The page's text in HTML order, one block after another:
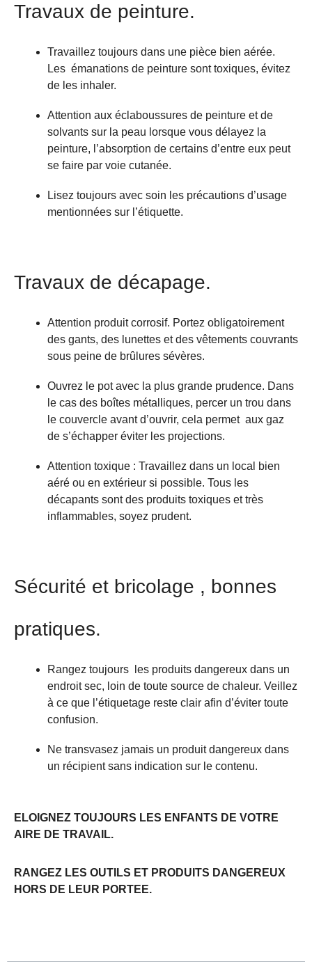
Travaux de peinture.
Travaillez toujours dans une pièce bien aérée.
Les émanations de peinture sont toxiques, évitez
de les inhaler.
Attention aux éclaboussures de peinture et de
solvants sur la peau lorsque vous délayez la
peinture, l’absorption de certains d’entre eux peut
se faire par voie cutanée.
Lisez toujours avec soin les précautions d’usage
mentionnées sur l’étiquette.
Travaux de décapage.
Attention produit corrosif. Portez obligatoirement
des gants, des lunettes et des vêtements couvrants
sous peine de brûlures sévères.
Ouvrez le pot avec la plus grande prudence. Dans
le cas des boîtes métalliques, percer un trou dans
le couvercle avant d’ouvrir, cela permet aux gaz
de s’échapper éviter les projections.
Attention toxique : Travaillez dans un local bien
aéré ou en extérieur si possible. Tous les
décapants sont des produits toxiques et très
inflammables, soyez prudent.
Sécurité et bricolage , bonnes
pratiques.
Rangez toujours les produits dangereux dans un
endroit sec, loin de toute source de chaleur. Veillez
à ce que l’étiquetage reste clair afin d’éviter toute
confusion.
Ne transvasez jamais un produit dangereux dans
un récipient sans indication sur le contenu.
ELOIGNEZ TOUJOURS LES ENFANTS DE VOTRE
AIRE DE TRAVAIL.
RANGEZ LES OUTILS ET PRODUITS DANGEREUX
HORS DE LEUR PORTEE.